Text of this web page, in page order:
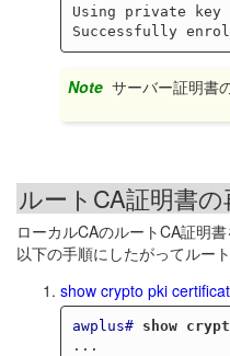
Using private
Note サーバー証明書
ルートCA証明書の
ローカルCAのルートCA証明
以下の手順にしたがってルー
show crypto pki
awplus# show
...